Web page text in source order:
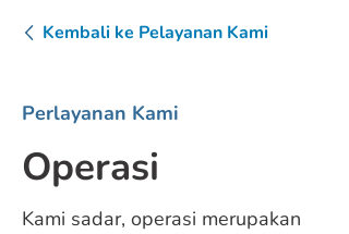
Kembali ke Pelayanan Kami
Perlayanan Kami
Operasi
Kami sadar, operasi merupakan